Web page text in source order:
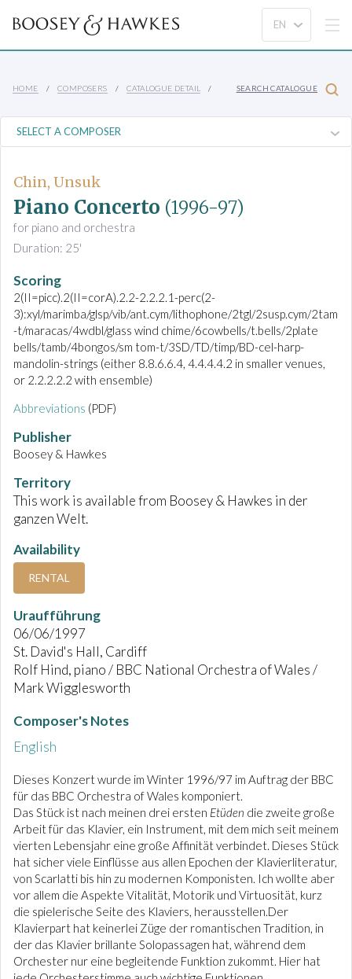
HOME COMPOSERS CATALOGUE DETAIL SEARCH CATALOGUE
Chin, Unsuk
Piano Concerto (1996-97)
for piano and orchestra
Duration: 25'
Scoring
2(II=picc).2(II=corA).2.2-2.2.2.1-perc(2-
3):xyl/marimba/glsp/vib/ant.cym/lithophone/2tgl/2susp.cym/2tam
-t/maracas/4wdbl/glass wind chime/6cowbells/t.bells/2plate
bells/tamb/4bongos/sm tom-t/3SD/TD/timp/BD-cel-harp-
mandolin-strings (either 8.8.6.6.4, 4.4.4.4.2 in smaller venues,
or 2.2.2.2.2 with ensemble)
Abbreviations (PDF)
Publisher
Boosey & Hawkes
Territory
This work is available from Boosey & Hawkes in der
ganzen Welt.
Availability
RENTAL
Uraufführung
06/06/1997
St. David's Hall, Cardiff
Rolf Hind, piano / BBC National Orchestra of Wales /
Mark Wigglesworth
Composer's Notes
English
Dieses Konzert wurde im Winter 1996/97 im Auftrag der BBC
für das BBC Orchestra of Wales komponiert.
Das Stück ist nach meinen drei ersten Etüden die zweite große
Arbeit für das Klavier, ein Instrument, mit dem mich seit meinem
vierten Lebensjahr eine große Affinität verbindet. Dieses Stück
hat sicher viele Einflüsse aus allen Epochen der Klavierliteratur,
von Scarlatti bis hin zu modernen Komponisten. Ich wollte aber
vor allem die Aspekte Vitalität, Motorik und Virtuosität, kurz
die spielerische Seite des Klaviers, herausstellen.Der
Klavierpart hat keinerlei Züge der romantischen Tradition, in
der das Klavier brillante Solopassagen hat, während dem
Orchester nur eine begleitende Funktion zukommt. Hier hat